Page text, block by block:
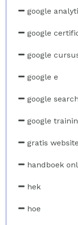
google
google
google
google e
google search
google
gratis
handboek
hek
hoe